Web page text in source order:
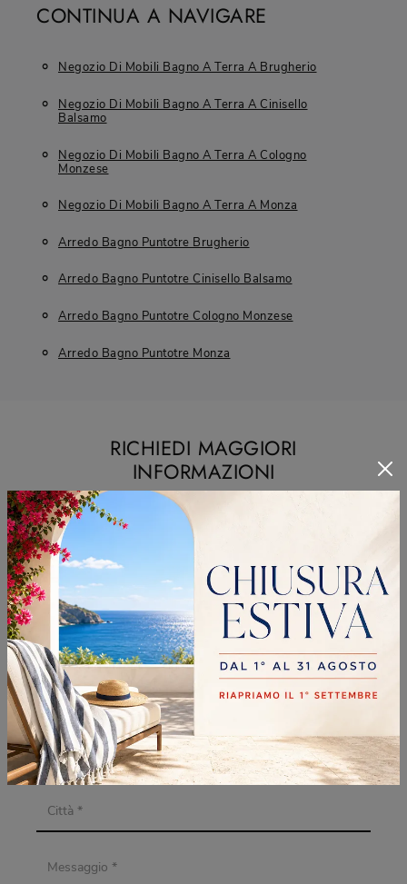
CONTINUA A NAVIGARE
Negozio Di Mobili Bagno A Terra A Brugherio
Negozio Di Mobili Bagno A Terra A Cinisello
Balsamo
Negozio Di Mobili Bagno A Terra A Cologno
Monzese
Negozio Di Mobili Bagno A Terra A Monza
Arredo Bagno Puntotre Brugherio
Arredo Bagno Puntotre Cinisello Balsamo
Arredo Bagno Puntotre Cologno Monzese
Arredo Bagno Puntotre Monza
RICHIEDI MAGGIORI
INFORMAZIONI